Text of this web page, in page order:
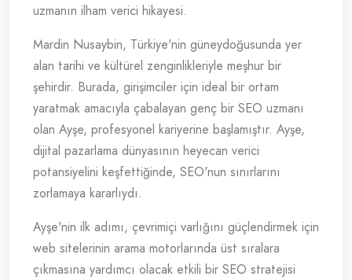
uzmanın ilham verici hikayesi.
Mardin Nusaybin, Türkiye'nin güneydoğusunda yer
alan tarihi ve kültürel zenginlikleriyle meşhur bir
şehirdir. Burada, girişimciler için ideal bir ortam
yaratmak amacıyla çabalayan genç bir SEO uzmanı
olan Ayşe, profesyonel kariyerine başlamıştır. Ayşe,
dijital pazarlama dünyasının heyecan verici
potansiyelini keşfettiğinde, SEO'nun sınırlarını
zorlamaya kararlıydı.
Ayşe'nin ilk adımı, çevrimiçi varlığını güçlendirmek için
web sitelerinin arama motorlarında üst sıralara
çıkmasına yardımcı olacak etkili bir SEO stratejisi